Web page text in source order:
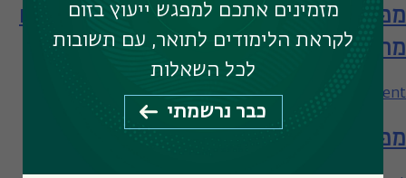
עם
המחלקה
מפגש עם המחלקה לקרימינולוגיה – תארים
מתקדמים
Leave a Comment
on
מפגש
מפגש עם המחלקה לקרימינולוגיה
מזמינים אתכם למפגש ייעוץ בזום
לקראת הלימודים לתואר, עם תשובות
לכל השאלות
כבר נרשמתי